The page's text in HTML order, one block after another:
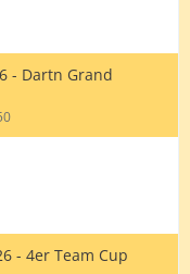
- Dartn Grand
- 4er Team Cup